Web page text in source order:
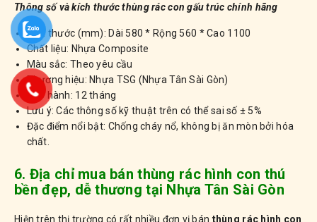
Thông số và kích thước thùng rác con gấu trúc chính hãng
Kích thước (mm): Dài 580 * Rộng 560 * Cao 1100
Chất liệu: Nhựa Composite
Màu sắc: Theo yêu cầu
Thương hiệu: Nhựa TSG (Nhựa Tân Sài Gòn)
Bảo hành: 12 tháng
Lưu ý: Các thông số kỹ thuật trên có thể sai số ± 5%
Đặc điểm nổi bật: Chống cháy nổ, không bị ăn mòn bởi hóa
chất.
6. Địa chỉ mua bán thùng rác hình con thú
bền đẹp, dễ thương tại Nhựa Tân Sài Gòn
Hiện trên thị trường có rất nhiều đơn vị bán thùng rác hình con